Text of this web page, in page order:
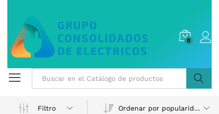
0
Filtro
Ordenar por popularidad